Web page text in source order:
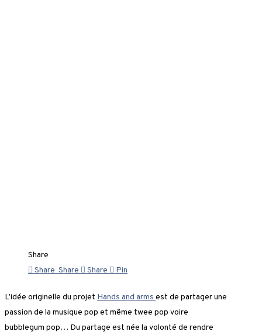
Share
Share Share Share Pin
L’idée originelle du projet Hands and arms est de partager une
passion de la musique pop et même twee pop voire
bubblegum pop… Du partage est née la volonté de rendre